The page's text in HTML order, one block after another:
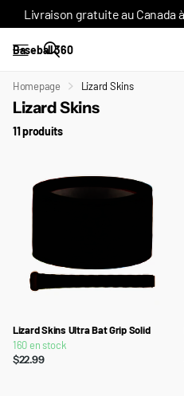
Baseball 360
Homepage Lizard Skins
Lizard Skins
11 produits
Lizard Skins Ultra Bat Grip Solid
160 en stock
$22.99